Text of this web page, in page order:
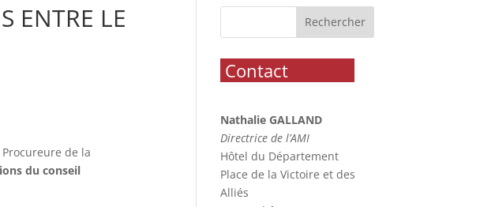
ENTRE LE
de la
du conseil
Rechercher
Contact
Nathalie GALLAND
Directrice de l’AMI
Hôtel du Département
Place de la Victoire et des
Alliés